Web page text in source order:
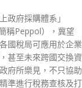
政府採購體系」
稱Peppol），冀望
國稅局可應用於企業
甚至未來跨國交換資
府所樂見，不只協助
準進行稅務查核及打